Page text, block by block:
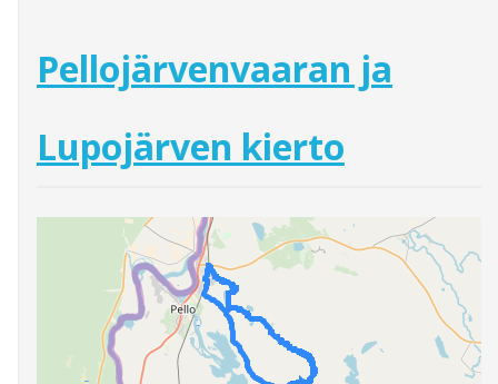
Pellojärvenvaaran ja
Lupojärven kierto